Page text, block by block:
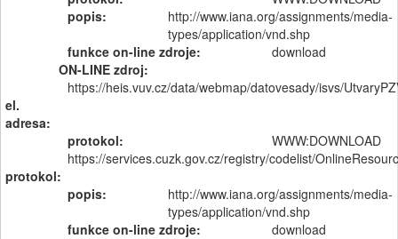
popis:
http://www.iana.org/assignments/media-
types/application/vnd.shp
funkce on-line zdroje:
download
ON-LINE zdroj:
el.
adresa:
https://heis.vuv.cz/data/webmap/datovesady/isvs/
protokol:
WWW:DOWNLOAD
protokol:
https://services.cuzk.gov.cz/registry/codelist/
popis:
http://www.iana.org/assignments/media-
types/application/vnd.shp
funkce on-line zdroje:
download